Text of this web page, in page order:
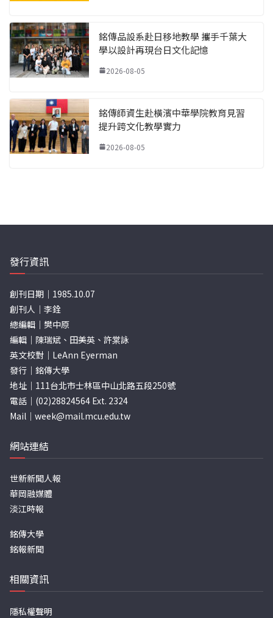
銘傳品設系赴日移地教學 攜手千葉大
學以設計再現台日文化記憶
2026-08-05
銘傳師資生赴橫濱中華學院教育見習
提升跨文化教學實力
2026-08-05
發行資訊
創刊日期｜1985.10.07
創刊人｜李銓
總編輯｜樊中原
編輯｜陳瑞斌、田美英、許棠詠
英文校對｜LeAnn Eyerman
發行｜銘傳大學
地址｜111台北市士林區中山北路五段250號
電話｜(02)28824564 Ext. 2324
Mail｜ week@mail.mcu.edu.tw
網站連結
世新新聞人報
華岡融媒體
淡江時報
銘傳大學
銘報新聞
相關資訊
隱私權聲明